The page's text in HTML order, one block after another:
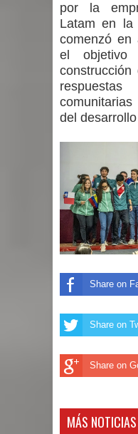
por la
Latam en la
comenzó en
el
del
Share on
Share on
Share on
MÁS